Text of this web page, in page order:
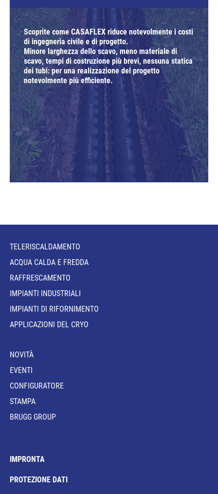
Scoprite come CASAFLEX riduce notevolmente i costi
di ingegneria civile e di progetto.
Minore larghezza dello scavo, meno materiale di
scavo, tempi di costruzione più brevi, nessuna statica
dei tubi: per una realizzazione del progetto
notevolmente più efficiente.
TELERISCALDAMENTO
ACQUA CALDA E FREDDA
RAFFRESCAMENTO
IMPIANTI INDUSTRIALI
IMPIANTI DI RIFORNIMENTO
APPLICAZIONI DEL CRYO
NOVITÀ
EVENTI
CONFIGURATORE
STAMPA
BRUGG GROUP
IMPRONTA
PROTEZIONE DATI